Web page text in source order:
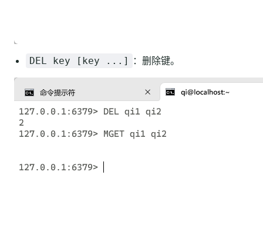
DEL key [key ...] ：删除键。